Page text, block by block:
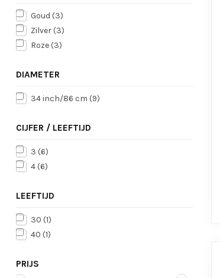
Goud (3)
Zilver (3)
Roze (3)
DIAMETER
34 inch/86 cm (9)
CIJFER / LEEFTIJD
3 (6)
4 (6)
LEEFTIJD
30 (1)
40 (1)
PRIJS